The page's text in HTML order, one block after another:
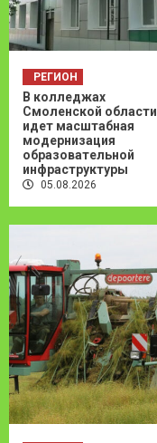
РЕГИОН
В колледжах
Смоленской области
идет масштабная
модернизация
образовательной
инфраструктуры
05.08.2026